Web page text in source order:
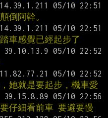
倒阿幹。
車感覺已經起步了
她就是要起步，機車愛
仔細看前車 要避要慢